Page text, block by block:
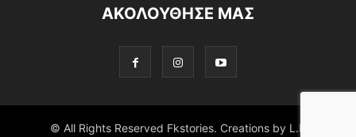
ΑΚΟΛΟΥΘΗΣΕ ΜΑΣ
© All Rights Reserved Fkstories. Creations by L.K